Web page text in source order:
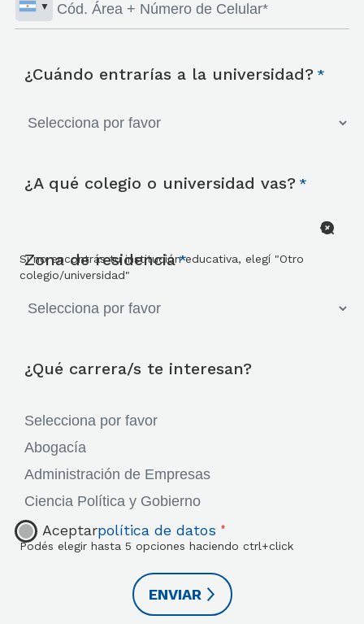
¿Cuándo entrarías a la universidad?
¿A qué colegio o universidad vas?
Si no encontrás tu institución educativa, elegí "Otro
colegio/universidad"
Zona de residencia
¿Qué carrera/s te interesan?
Podés elegir hasta 5 opciones haciendo ctrl+click
Aceptarpolítica de datos *